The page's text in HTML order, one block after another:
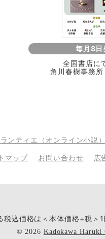
毎月8日
全国書店に
角川春樹事務
ンティエ（オンライン小説）
マップ お問い合わせ 広
込価格は＜本体価格+税＞1
© 2026 Kadokawa Haruki